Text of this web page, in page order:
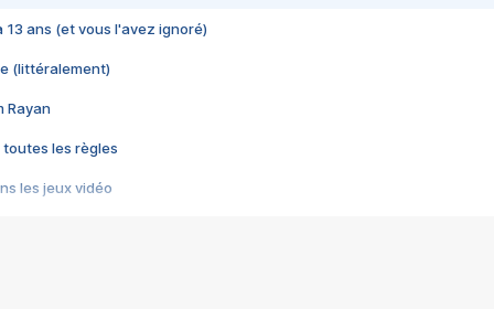
13 ans (et vous l'avez ignoré)
(littéralement)
Rayan
toutes les règles
les jeux vidéo